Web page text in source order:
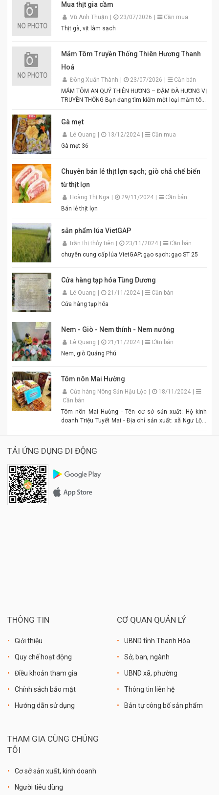
Mua thịt gia cầm
Vũ Anh Thuận 23/07/2026
Cần mua
Thịt gà, vịt làm sạch
Mắm Tôm Truyền Thống Thiên Hương Thanh
Hoá
Đồng Xuân Thành 23/07/2026
Cần bán
MẮM TÔM AN QUÝ THIÊN HƯƠNG – ĐẬM ĐÀ HƯƠNG VỊ
TRUYỀN THỐNG Bạn đang tìm kiếm một loại mắm tôm
Mắm tôm An Quý Thiên Hương chính là lựa chọn hoàn
hảo cho mọi gia đình Việt. Được sản xuất từ tôm tươi
tuyển chọn theo quy trình lên men truyền thống. Màu
tím đặc trưng, hương thơm tự nhiên, vị đậm đà hài
Đóng gói tiện lợi, đảm bảo vệ sinh an toàn thực phẩm.
Hương vị thơm ngon chuẩn truyền thống. Độ sánh
mịn, màu sắc đẹp mắt. Dễ pha chế, dễ sử dụng. Phù
hợp cho gia đình, quán ăn và nhà hàng. Chỉ cần thêm
bún đậu chuẩn vị. Cam kết sản phẩm chất lượng,
đóng gói cẩn thận. Giao hàng nhanh toàn quốc. Đặt
tôm đậm đà, chuẩn vị quê hương cùng An Quý Thiên
#BunDauMamTom #GiaViTruyenThong
#DacSanVietNam #TikTokShop #AnQuyThienHuong
Gà mẹt
Lê Quang 13/12/2024
Cần mua
Gà mẹt 36
Chuyên bán lẻ thịt lợn sạch; giò chả chế biến
từ thịt lợn
Hoàng Thị Nga 29/11/2024
Cần bán
Bán lẻ thịt lợn
sản phẩm lúa VietGAP
trần thị thủy tiên 23/11/2024
Cần bán
chuyên cung cấp lúa VietGAP; gạo sạch; gạo ST 25
Cửa hàng tạp hóa Tùng Dương
Lê Quang 21/11/2024
Cần bán
Cửa hàng tạp hóa
Nem - Giò - Nem thính - Nem nướng
Lê Quang 21/11/2024
Cần bán
Nem, giò Quảng Phú
Tôm nõn Mai Hường
Cửa hàng Nông Sản Hậu Lộc 18/11/2024
Cần bán
Tôm nõn Mai Hường - Tên cơ sở sản xuất: Hộ kinh
doanh Triệu Tuyết Mai - Địa chỉ sản xuất: xã Ngư Lộc,
Giá: 600.000 đồng - 1.500.000 đồng/tùy size
TẢI ỨNG DỤNG DI ĐỘNG
THÔNG TIN
Giới thiệu
Quy chế hoạt động
Điều khoản tham gia
Chính sách bảo mật
Hướng dẫn sử dụng
CƠ QUAN QUẢN LÝ
UBND tỉnh Thanh Hóa
Sở, ban, ngành
UBND xã, phường
Thông tin liên hệ
Bản tự công bố sản phẩm
THAM GIA CÙNG CHÚNG
TÔI
Cơ sở sản xuất, kinh doanh
Người tiêu dùng